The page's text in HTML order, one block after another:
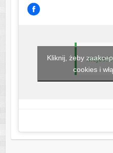
Kliknij, żeby
cookies i